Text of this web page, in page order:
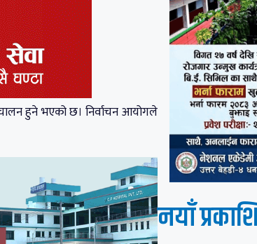
हुने भएको छ। निर्वाचन आयोगले
नयाँ